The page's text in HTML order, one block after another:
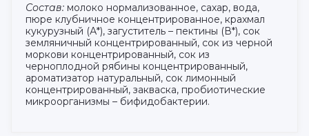
Состав: молоко нормализованное, сахар, вода,
пюре клубничное концентрированное, крахмал
кукурузный (А*), загуститель – пектины (В*), сок
земляничный концентрированный, сок из черной
моркови концентрированный, сок из
черноплодной рябины концентрированный,
ароматизатор натуральный, сок лимонный
концентрированный, закваска, пробиотические
микроорганизмы – бифидобактерии.